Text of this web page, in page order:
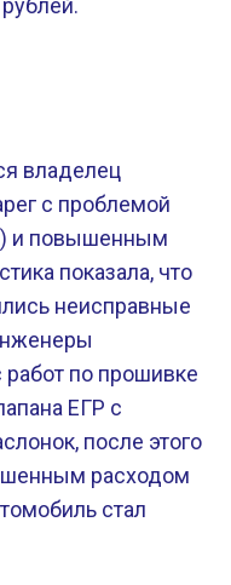
рублей.
владелец
с проблемой
и повышенным
показала, что
неисправные
по прошивке
ЕГР с
после этого
расходом
стал